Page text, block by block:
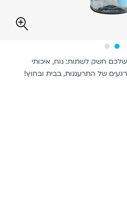
חשק לשתות: נוח, איכותי
של התרעננות, בבית ובחוץ!